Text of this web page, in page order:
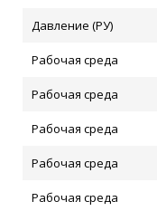
Давление (РУ)
Рабочая среда
Рабочая среда
Рабочая среда
Рабочая среда
Рабочая среда